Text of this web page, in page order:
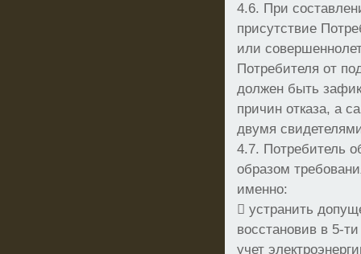
4.6. При
присутствие
или
Потребителя от
должен быть
причин отказа, а
двумя
4.7. Потребитель
образом
именно:
 устранить
восстановив в 5-
учет